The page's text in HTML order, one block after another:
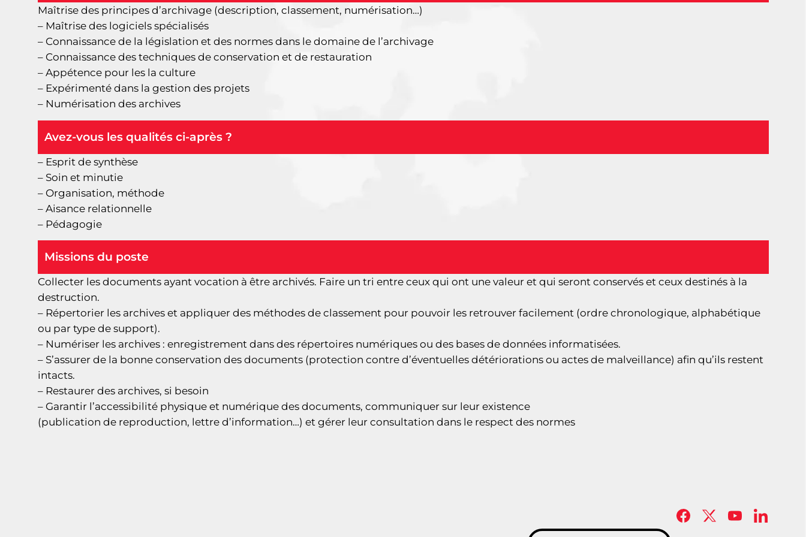
Maîtrise des principes d’archivage (description, classement, numérisation…)
– Maîtrise des logiciels spécialisés
– Connaissance de la législation et des normes dans le domaine de l’archivage
– Connaissance des techniques de conservation et de restauration
– Appétence pour les la culture
– Expérimenté dans la gestion des projets
– Numérisation des archives
Avez-vous les qualités ci-après ?
– Esprit de synthèse
– Soin et minutie
– Organisation, méthode
– Aisance relationnelle
– Pédagogie
Missions du poste
Collecter les documents ayant vocation à être archivés. Faire un tri entre ceux qui ont une valeur et qui seront conservés et ceux destinés à la
destruction.
– Répertorier les archives et appliquer des méthodes de classement pour pouvoir les retrouver facilement (ordre chronologique, alphabétique
ou par type de support).
– Numériser les archives : enregistrement dans des répertoires numériques ou des bases de données informatisées.
– S’assurer de la bonne conservation des documents (protection contre d’éventuelles détériorations ou actes de malveillance) afin qu’ils restent
intacts.
– Restaurer des archives, si besoin
– Garantir l’accessibilité physique et numérique des documents, communiquer sur leur existence
(publication de reproduction, lettre d’information…) et gérer leur consultation dans le respect des normes